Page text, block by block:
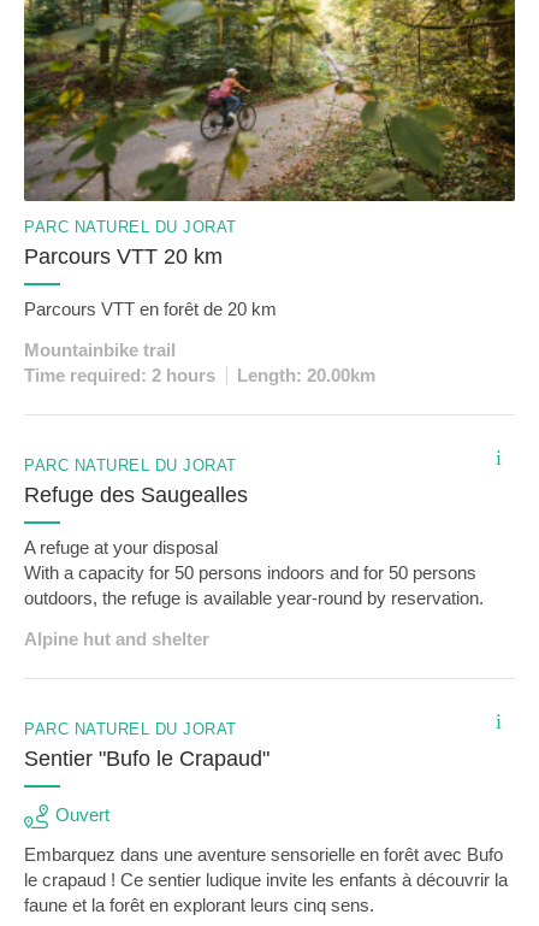
PARC NATUREL DU JORAT
Parcours VTT 20 km
Parcours VTT en forêt de 20 km
Mountainbike trail
Time required: 2 hours
Length: 20.00km
i
PARC NATUREL DU JORAT
Refuge des Saugealles
A refuge at your disposal
With a capacity for 50 persons indoors and for 50 persons
outdoors, the refuge is available year-round by reservation.
Alpine hut and shelter
i
PARC NATUREL DU JORAT
Sentier "Bufo le Crapaud"
Ouvert
Embarquez dans une aventure sensorielle en forêt avec Bufo
le crapaud ! Ce sentier ludique invite les enfants à découvrir la
faune et la forêt en explorant leurs cinq sens.